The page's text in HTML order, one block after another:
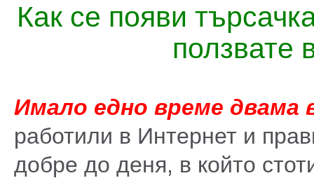
Как се появи
ползвате
Имало едно време двама
работили в Интернет и
добре до деня, в който